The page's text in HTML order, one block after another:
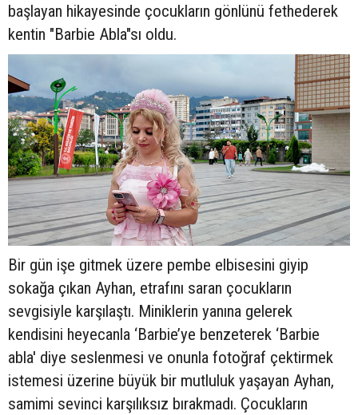
başlayan hikayesinde çocukların gönlünü fethederek
kentin "Barbie Abla"sı oldu.
Bir gün işe gitmek üzere pembe elbisesini giyip
sokağa çıkan Ayhan, etrafını saran çocukların
sevgisiyle karşılaştı. Miniklerin yanına gelerek
kendisini heyecanla ‘Barbie’ye benzeterek ‘Barbie
abla' diye seslenmesi ve onunla fotoğraf çektirmek
istemesi üzerine büyük bir mutluluk yaşayan Ayhan,
samimi sevinci karşılıksız bırakmadı. Çocukların